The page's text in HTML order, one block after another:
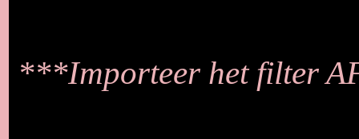
***Importeer het filter